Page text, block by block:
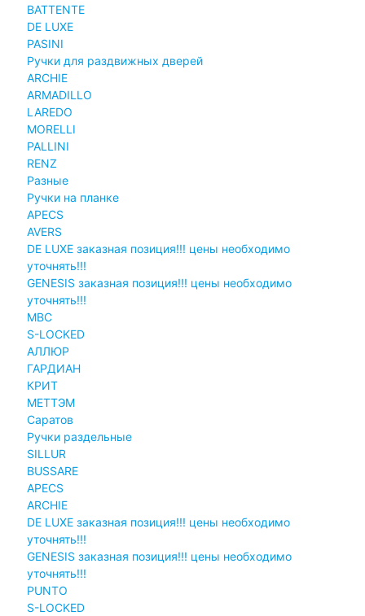
BATTENTE
DE LUXE
PASINI
Ручки для раздвижных дверей
ARCHIE
ARMADILLO
LAREDO
MORELLI
PALLINI
RENZ
Разные
Ручки на планке
APECS
AVERS
DE LUXE заказная позиция!!! цены необходимо
уточнять!!!
GENESIS заказная позиция!!! цены необходимо
уточнять!!!
MBC
S-LOCKED
АЛЛЮР
ГАРДИАН
КРИТ
МЕТТЭМ
Саратов
Ручки раздельные
SILLUR
BUSSARE
APECS
ARCHIE
DE LUXE заказная позиция!!! цены необходимо
уточнять!!!
GENESIS заказная позиция!!! цены необходимо
уточнять!!!
PUNTO
S-LOCKED